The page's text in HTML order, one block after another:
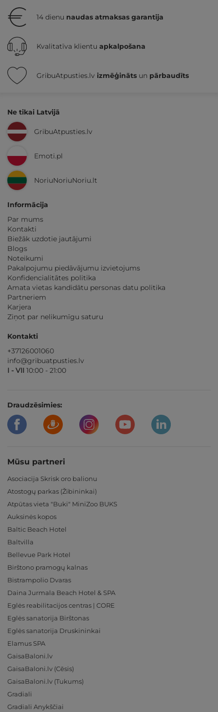
14 dienu naudas atmaksas garantija
Kvalitatīva klientu apkalpošana
GribuAtpusties.lv izmēģināts un pārbaudīts
Ne tikai Latvijā
GribuAtpusties.lv
Emoti.pl
NoriuNoriuNoriu.lt
Informācija
Par mums
Kontakti
Biežāk uzdotie jautājumi
Blogs
Noteikumi
Pakalpojumu piedāvājumu izvietojums
Konfidencialitātes politika
Amata vietas kandidātu personas datu politika
Partneriem
Karjera
Ziņot par nelikumīgu saturu
Kontakti
+37126001060
info@gribuatpusties.lv
I - VII 10:00 - 21:00
Draudzēsimies:
Mūsu partneri
Asociacija Skrisk oro balionu
Atostogų parkas (Žibininkai)
Atpūtas vieta "Buki" MiniZoo BUKS
Auksinės kopos
Baltic Beach Hotel
Baltvilla
Bellevue Park Hotel
Birštono pramogų kalnas
Bistrampolio Dvaras
Daina Jurmala Beach Hotel & SPA
Eglės reabilitacijos centras | CORE
Eglės sanatorija Birštonas
Eglės sanatorija Druskininkai
Elamus SPA
GaisaBaloni.lv
GaisaBaloni.lv (Cēsis)
GaisaBaloni.lv (Tukums)
Gradiali
Gradiali Anykščiai